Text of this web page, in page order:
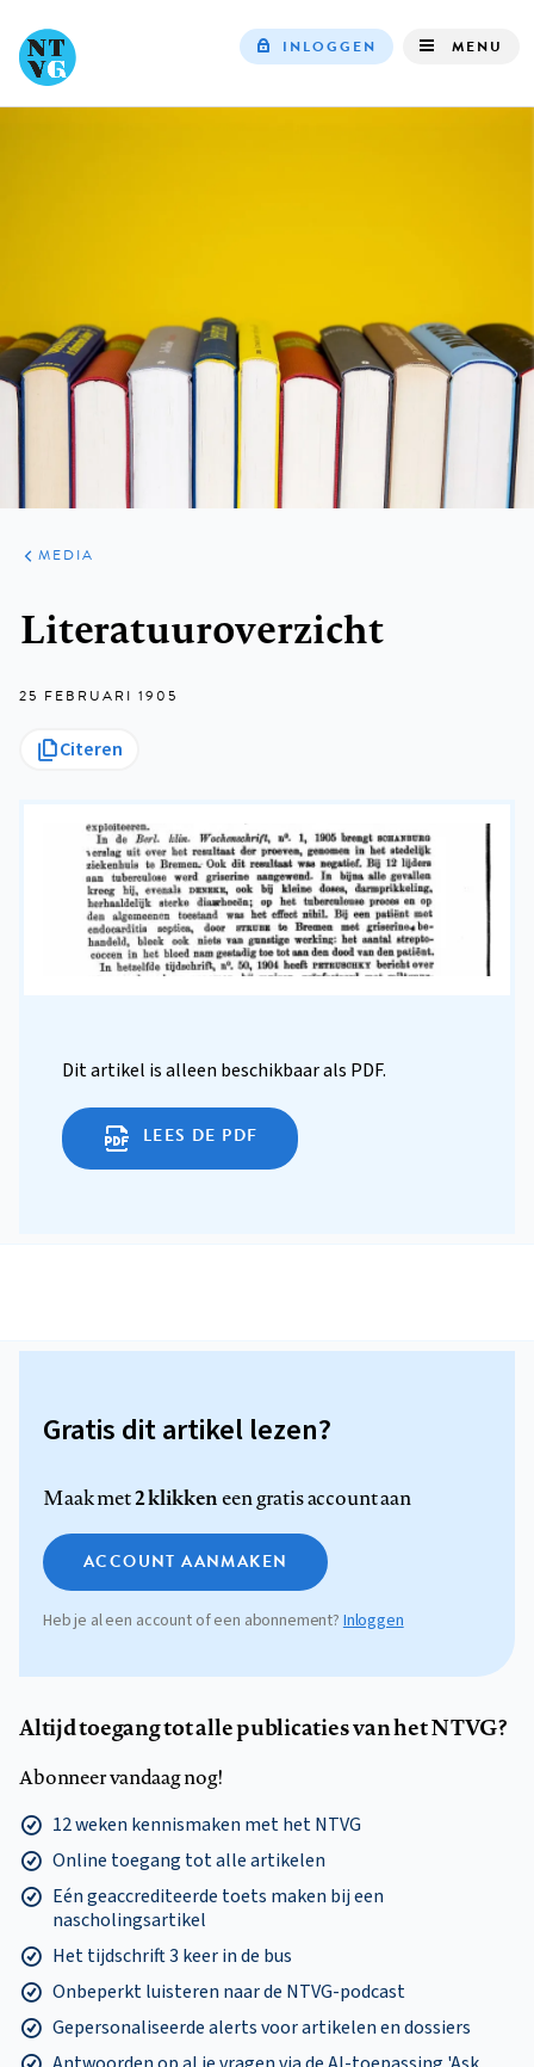
INLOGGEN MENU
ARTIKELEN
VARIA
MEDIA
Literatuuroverzicht
25 FEBRUARI 1905
Citeren
Dit artikel is alleen beschikbaar als PDF.
LEES DE PDF
Gratis dit artikel lezen?
Maak met2 klikkeneen gratis account aan
ACCOUNT AANMAKEN
Heb je al een account of een abonnement? Inloggen
Altijd toegang tot alle publicaties van het NTVG?
Abonneer vandaag nog!
12 weken kennismaken met het NTVG
Online toegang tot alle artikelen
Eén geaccrediteerde toets maken bij een
nascholingsartikel
Het tijdschrift 3 keer in de bus
Onbeperkt luisteren naar de NTVG-podcast
Gepersonaliseerde alerts voor artikelen en dossiers